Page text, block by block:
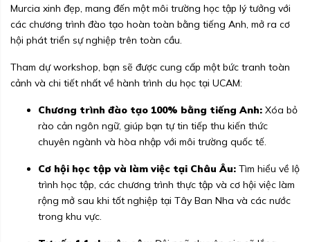
Murcia xinh đẹp, mang đến một môi trường học tập lý tưởng với
các chương trình đào tạo hoàn toàn bằng tiếng Anh, mở ra cơ
hội phát triển sự nghiệp trên toàn cầu.
Tham dự workshop, bạn sẽ được cung cấp một bức tranh toàn
cảnh và chi tiết nhất về hành trình du học tại UCAM:
Chương trình đào tạo 100% bằng tiếng Anh: Xóa bỏ
rào cản ngôn ngữ, giúp bạn tự tin tiếp thu kiến thức
chuyên ngành và hòa nhập với môi trường quốc tế.
Cơ hội học tập và làm việc tại Châu Âu: Tìm hiểu về lộ
trình học tập, các chương trình thực tập và cơ hội việc làm
rộng mở sau khi tốt nghiệp tại Tây Ban Nha và các nước
trong khu vực.